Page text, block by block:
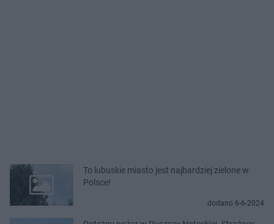
To lubuskie miasto jest najbardziej zielone w
Polsce!
dodano 6-6-2024